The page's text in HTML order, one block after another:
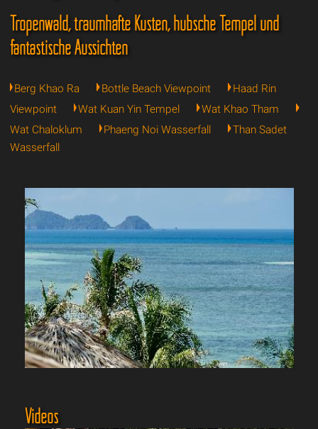
Tropenwald, traumhafte Küsten, hübsche Tempel und
fantastische Aussichten
Berg Khao Ra Bottle Beach Viewpoint
Haad Rin
Viewpoint
Wat Kuan Yin Tempel
Wat Khao Tham
Wat Chaloklum
Phaeng Noi Wasserfall
Than Sadet
Wasserfall
Videos